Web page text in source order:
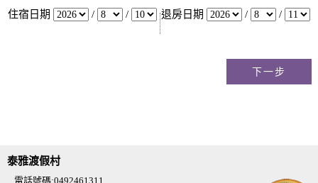
住宿日期 / / 退房日期 / /
泰雅渡假村
電話號碼:0492461311